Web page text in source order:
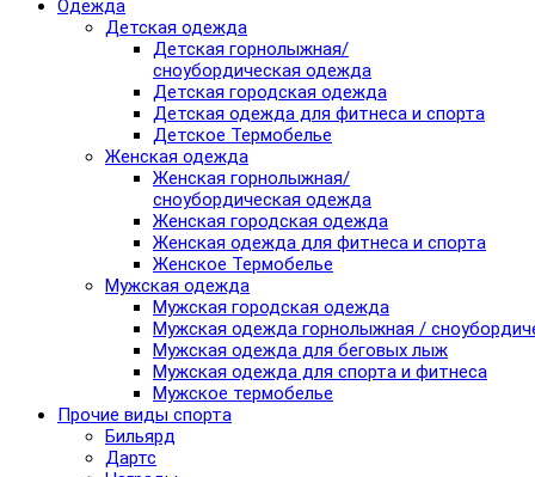
Одежда
Детская одежда
Детская горнолыжная/
сноубордическая одежда
Детская городская одежда
Детская одежда для фитнеса и спорта
Детское Термобелье
Женская одежда
Женская горнолыжная/
сноубордическая одежда
Женская городская одежда
Женская одежда для фитнеса и спорта
Женское Термобелье
Мужская одежда
Мужская городская одежда
Мужская одежда горнолыжная /
Мужская одежда для беговых лыж
Мужская одежда для спорта и фитнеса
Мужское термобелье
Прочие виды спорта
Бильярд
Дартс